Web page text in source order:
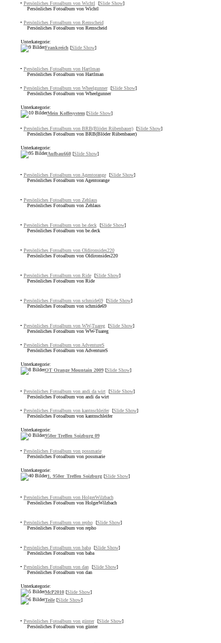
• Persönliches Fotoalbum von Wichtl [Slide Show]
Persönliches Fotoalbum von Wichtl
• Persönliches Fotoalbum von Remscheid
Persönliches Fotoalbum von Remscheid
Unterkategorie:
Frankreich[Slide Show]
• Persönliches Fotoalbum von Hartlman
Persönliches Fotoalbum von Hartlman
• Persönliches Fotoalbum von Wheelgunner [Slide Show]
Persönliches Fotoalbum von Wheelgunner
Unterkategorie:
Mein Koffesystem[Slide Show]
• Persönliches Fotoalbum von BRB(Blöder Rübenbauer) [Slide Show]
Persönliches Fotoalbum von BRB(Blöder Rübenbauer)
Unterkategorie:
Aufbau660[Slide Show]
• Persönliches Fotoalbum von Agentorange [Slide Show]
Persönliches Fotoalbum von Agentorange
• Persönliches Fotoalbum von Zehlaus
Persönliches Fotoalbum von Zehlaus
• Persönliches Fotoalbum von be.deck [Slide Show]
Persönliches Fotoalbum von be.deck
• Persönliches Fotoalbum von Oldironsides220
Persönliches Fotoalbum von Oldironsides220
• Persönliches Fotoalbum von Ride [Slide Show]
Persönliches Fotoalbum von Ride
• Persönliches Fotoalbum von schmide69 [Slide Show]
Persönliches Fotoalbum von schmide69
• Persönliches Fotoalbum von WW-Tuareg [Slide Show]
Persönliches Fotoalbum von WW-Tuareg
• Persönliches Fotoalbum von AdventureS
Persönliches Fotoalbum von AdventureS
Unterkategorie:
OT Orange Mountain 2009[Slide Show]
• Persönliches Fotoalbum von andi da wirt [Slide Show]
Persönliches Fotoalbum von andi da wirt
• Persönliches Fotoalbum von kantnschleifer [Slide Show]
Persönliches Fotoalbum von kantnschleifer
Unterkategorie:
950er Treffen Soizburg 09
• Persönliches Fotoalbum von possmarie
Persönliches Fotoalbum von possmarie
Unterkategorie:
1. 950er_Treffen Soizburg[Slide Show]
• Persönliches Fotoalbum von HolgerWilzbach
Persönliches Fotoalbum von HolgerWilzbach
• Persönliches Fotoalbum von repho [Slide Show]
Persönliches Fotoalbum von repho
• Persönliches Fotoalbum von baba [Slide Show]
Persönliches Fotoalbum von baba
• Persönliches Fotoalbum von dan [Slide Show]
Persönliches Fotoalbum von dan
Unterkategorie:
McP2010[Slide Show]
Teile[Slide Show]
• Persönliches Fotoalbum von günter [Slide Show]
Persönliches Fotoalbum von günter